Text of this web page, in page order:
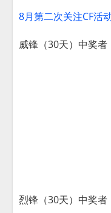
8月第二次关注CF活
威锋（30天）中奖者
烈锋（30天）中奖者